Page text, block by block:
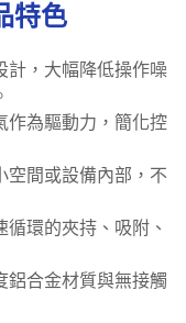
特色
計，大幅降低操作噪
作為驅動力，簡化控
空間或設備內部，不
循環的夾持、吸附、
鋁合金材質與無接觸